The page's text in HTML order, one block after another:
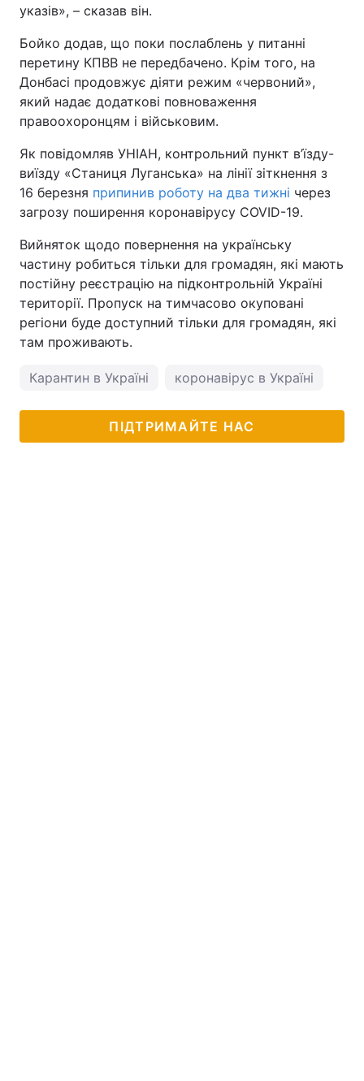
указів», – сказав він.
Бойко додав, що поки послаблень у питанні
перетину КПВВ не передбачено. Крім того, на
Донбасі продовжує діяти режим «червоний»,
який надає додаткові повноваження
правоохоронцям і військовим.
Як повідомляв УНІАН, контрольний пункт в’їзду-
виїзду «Станиця Луганська» на лінії зіткнення з
16 березня припинив роботу на два тижні через
загрозу поширення коронавірусу COVID-19.
Вийняток щодо повернення на українську
частину робиться тільки для громадян, які мають
постійну реєстрацію на підконтрольній Україні
території. Пропуск на тимчасово окуповані
регіони буде доступний тільки для громадян, які
там проживають.
Карантин в Україні коронавірус в Україні
ПІДТРИМАЙТЕ НАС